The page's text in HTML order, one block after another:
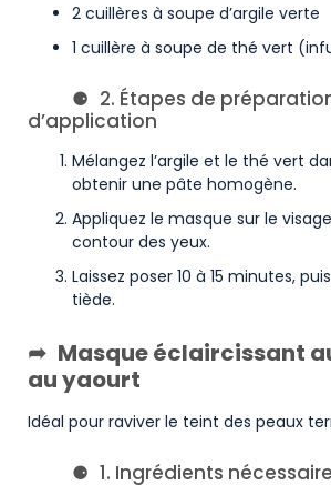
2 cuillères à soupe d’argile verte
1 cuillère à soupe de thé vert
2. Étapes de
d’application
Mélangez l’argile et le thé vert
obtenir une pâte homogène.
Appliquez le masque sur le
contour des yeux.
Laissez poser 10 à 15 minutes,
tiède.
Masque éclaircissant
au yaourt
Idéal pour raviver le teint des peaux
1. Ingrédients